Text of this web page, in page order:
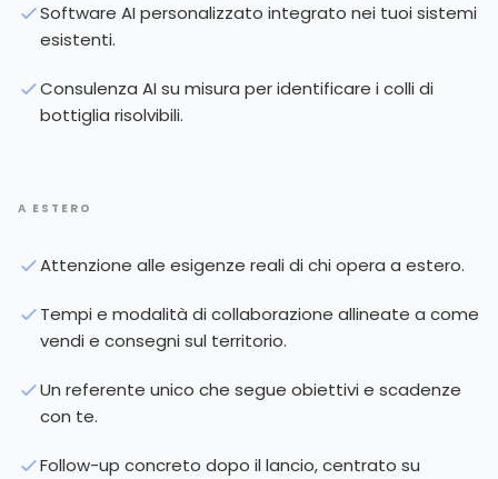
Software AI personalizzato integrato nei tuoi sistemi
esistenti.
Consulenza AI su misura per identificare i colli di
bottiglia risolvibili.
A ESTERO
Attenzione alle esigenze reali di chi opera a estero.
Tempi e modalità di collaborazione allineate a come
vendi e consegni sul territorio.
Un referente unico che segue obiettivi e scadenze
con te.
Follow-up concreto dopo il lancio, centrato su